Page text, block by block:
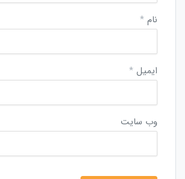
نام *
ایمیل *
وب‌ سایت